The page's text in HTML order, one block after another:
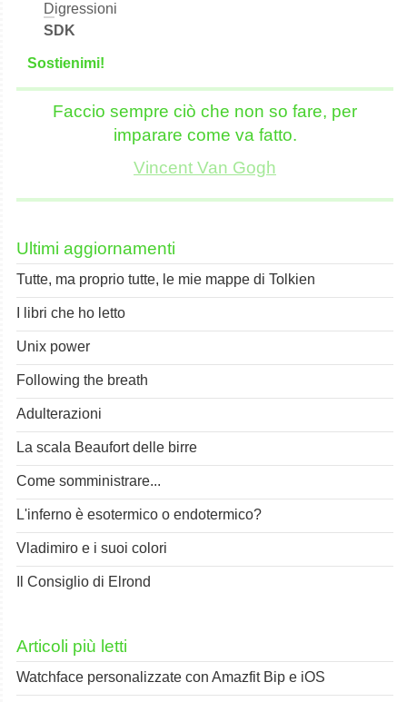
Digressioni
SDK
Sostienimi!
Faccio sempre ciò che non so fare, per
imparare come va fatto.
Vincent Van Gogh
Ultimi aggiornamenti
Tutte, ma proprio tutte, le mie mappe di Tolkien
I libri che ho letto
Unix power
Following the breath
Adulterazioni
La scala Beaufort delle birre
Come somministrare...
L'inferno è esotermico o endotermico?
Vladimiro e i suoi colori
Il Consiglio di Elrond
Articoli più letti
Watchface personalizzate con Amazfit Bip e iOS